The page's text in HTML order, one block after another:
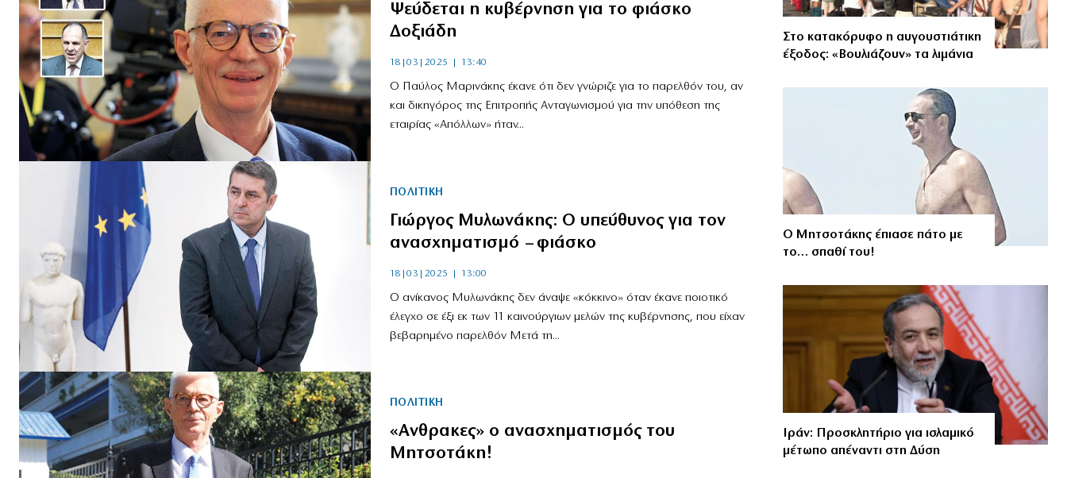
Ψεύδεται η κυβέρνηση για το φιάσκο
Δοξιάδη
18|03|2025 | 13:40
Ο Παύλος Μαρινάκης έκανε ότι δεν γνώριζε για το παρελθόν του, αν
και δικηγόρος της Επιτροπής Ανταγωνισμού για την υπόθεση της
εταιρίας «Απόλλων» ήταν...
ΠΟΛΙΤΙΚΗ
Γιώργος Μυλωνάκης: Ο υπεύθυνος για τον
ανασχηματισμό – φιάσκο
18|03|2025 | 13:00
Ο ανίκανος Μυλωνάκης δεν άναψε «κόκκινο» όταν έκανε ποιοτικό
έλεγχο σε έξι εκ των 11 καινούργιων μελών της κυβέρνησης, που είχαν
βεβαρημένο παρελθόν Μετά τη...
ΠΟΛΙΤΙΚΗ
«Ανθρακες» ο ανασχηματισμός του
Μητσοτάκη!
Στο κατακόρυφο η αυγουστιάτικη
έξοδος: «Βουλιάζουν» τα λιμάνια
Ο Μητσοτάκης έπιασε πάτο με
το… σπαθί του!
Ιράν: Προσκλητήριο για ισλαμικό
μέτωπο απέναντι στη Δύση